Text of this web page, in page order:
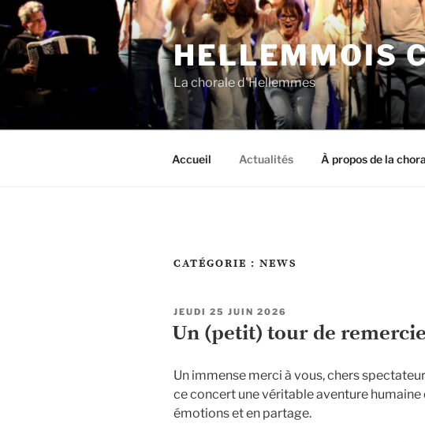
Aller
au
contenu
principal
HELLEMMOIS
La chorale d'Hellemmes
Accueil Actualités À propos de la
CATÉGORIE : NEWS
PUBLIÉ
JEUDI 25 JUIN 2026
Un (petit) tour de
Un immense merci à vous, chers
ce concert une véritable aventure humaine
émotions et en partage.